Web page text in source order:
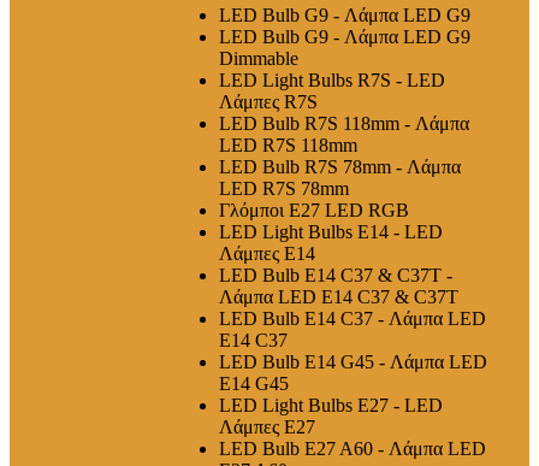
LED Bulb G9 - Λάμπα LED G9
LED Bulb G9 - Λάμπα LED G9
Dimmable
LED Light Bulbs R7S - LED
Λάμπες R7S
LED Bulb R7S 118mm - Λάμπα
LED R7S 118mm
LED Bulb R7S 78mm - Λάμπα
LED R7S 78mm
Γλόμποι E27 LED RGB
LED Light Bulbs E14 - LED
Λάμπες E14
LED Bulb E14 C37 & C37T -
Λάμπα LED E14 C37 & C37T
LED Bulb E14 C37 - Λάμπα LED
E14 C37
LED Bulb E14 G45 - Λάμπα LED
E14 G45
LED Light Bulbs E27 - LED
Λάμπες E27
LED Bulb E27 A60 - Λάμπα LED